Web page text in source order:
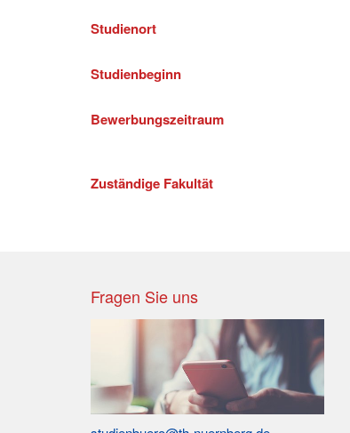
Studienort
Studienbeginn
Bewerbungszeitraum
Zuständige Fakultät
Fragen Sie uns